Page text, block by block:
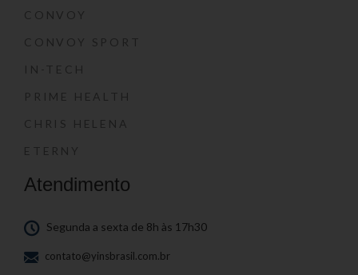
CONVOY
CONVOY SPORT
IN-TECH
PRIME HEALTH
CHRIS HELENA
ETERNY
Atendimento
Segunda a sexta de 8h às 17h30
contato@yinsbrasil.com.br